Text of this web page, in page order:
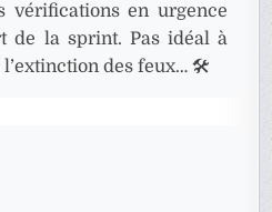
vérifications en urgence
de la sprint. Pas idéal à
des feux… 🛠️